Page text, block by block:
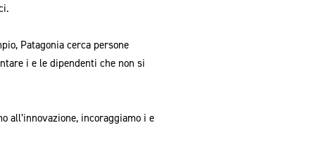
Patagonia cerca persone
i e le dipendenti che non si
all’innovazione, incoraggiamo i e